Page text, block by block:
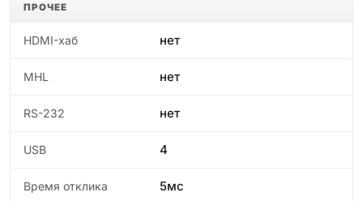
ПРОЧЕЕ
HDMI-хаб нет
MHL нет
RS-232 нет
USB 4
Время отклика 5мс